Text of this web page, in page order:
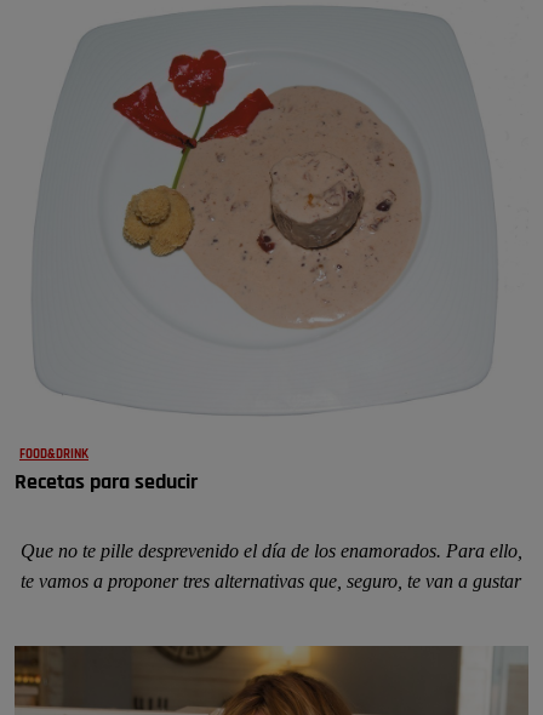
FOOD&DRINK
Recetas para seducir
Que no te pille desprevenido el día de los enamorados. Para ello,
te vamos a proponer tres alternativas que, seguro, te van a gustar